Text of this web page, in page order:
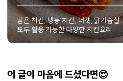
남은 치킨, 냉동 치킨, 너겟, 닭가슴살..
모두 활용 가능한 다양한 치킨요리
이 글이 마음에 드셨다면😍